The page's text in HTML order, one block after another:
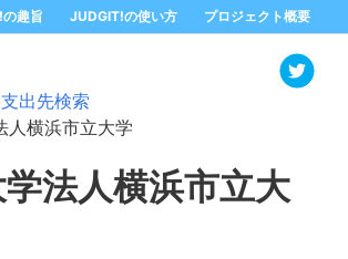
趣旨 JUDGIT!の使い方 プロジェクト概要
出先検索
人横浜市立大学
法人横浜市立大